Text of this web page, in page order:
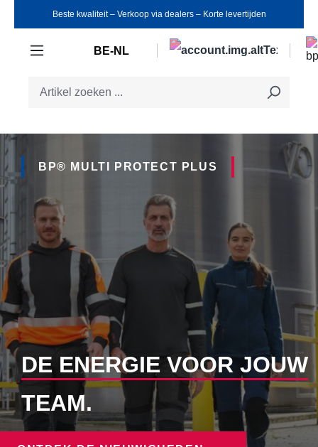
Ga naar de hoofdinhoud
Beste kwaliteit ‒ Verkoop via dealers ‒ Korte levertijden
BE-NL
BP® MULTI PROTECT PLUS
DE ENERGIE VOOR JOUW
TEAM.